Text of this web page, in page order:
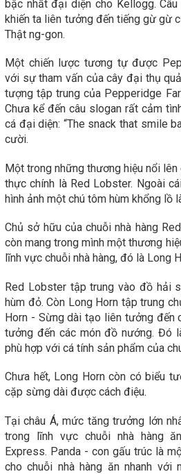
bậc nhất đại diện cho Kellogg.
khiến ta liên tưởng đến tiếng gừ gừ
Thật ng-gon.
Một chiến lược tương tự được
với sự tham vấn của cây đại thụ
tượng tập trung của Pepperidge
Chưa kể đến câu slogan rất cảm
cá đại diện: “The snack that smile
cười.
Một trong những thương hiệu nổi
thực chính là Red Lobster. Ngoài
hình ảnh một chú tôm hùm khổng lồ
Chủ sở hữu của chuỗi nhà hàng
còn mang trong mình một thương
lĩnh vực chuỗi nhà hàng, đó là Long
Red Lobster tập trung vào đồ hải
hùm đỏ. Còn Long Horn tập trung
Horn - Sừng dài tạo liên tưởng đến
tưởng đến các món đồ nướng. Đó
phù hợp với cá tính sản phẩm của
Chưa hết, Long Horn còn có biểu
cặp sừng dài được cách điệu.
Tại châu Á, mức tăng trưởng lớn
trong lĩnh vực chuỗi nhà hàng
Express. Panda - con gấu trúc là
cho chuỗi nhà hàng ăn nhanh